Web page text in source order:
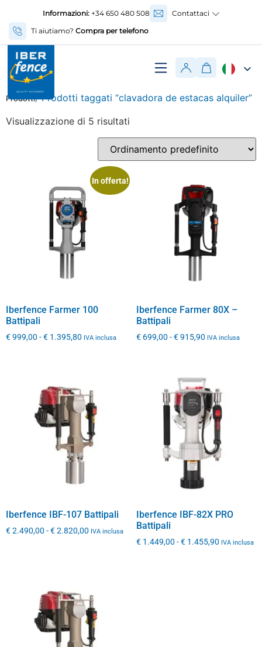
Informazioni:+34 650 480 508
Contattaci
Ti aiutiamo? Compra per telefono
Prodotti/ Prodotti taggati “clavadora de estacas alquiler”
Visualizzazione di 5 risultati
In offerta!
Iberfence Farmer 100
Battipali
€999,00 -€ 1.395,80 IVA inclusa
Iberfence Farmer 80X –
Battipali
€699,00 - €915,90 IVA inclusa
Iberfence IBF-107 Battipali
€2.490,00 -€2.820,00 IVA inclusa
Iberfence IBF-82X PRO
Battipali
€1.449,00 - €1.455,90 IVA inclusa